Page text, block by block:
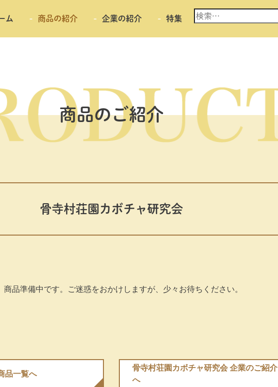
ム 商品の紹介 企業の紹介 特集
検
索:
商品のご紹介
骨寺村荘園カボチャ研究会
商品準備中です。ご迷惑をおかけしますが、少々お待ちください。
品⼀覧へ
骨寺村荘園カボチャ研究会 企業のご紹介
へ